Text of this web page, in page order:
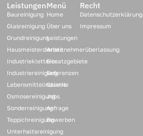
Leistungen
Baureinigung
Glasreinigung
Grundreinigung
Hausmeisterdienste
Industriekletterer
Industriereinigung
Lebensmittelindustrie
Osmosereinigung
Sonderreinigung
Teppichreinigung
Unterhaltsreinigung
Menü
Home
Über uns
Leistungen
Arbeitnehmerüberlassung
Einsatzgebiete
Referenzen
Galerie
Jobs
Anfrage
Bewerben
Recht
Datenschutzerklärung
Impressum